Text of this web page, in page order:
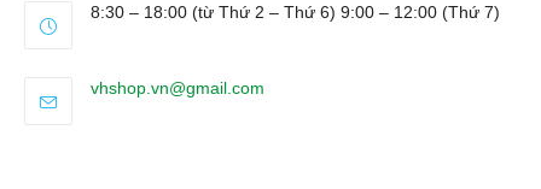
your
8:30 – 18:00 (từ Thứ 2 – Thứ 6) 9:00 – 12:00 (Thứ 7)
vhshop.vn@gmail.com